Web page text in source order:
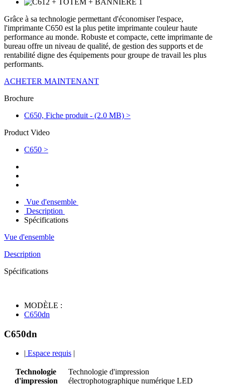
Grâce à sa technologie permettant d'économiser l'espace,
l'imprimante C650 est la plus petite imprimante couleur haute
performance au monde. Robuste et compacte, cette imprimante de
bureau offre un niveau de qualité, de gestion des supports et de
rentabilité digne des équipements pour groupe de travail les plus
performants.
ACHETER MAINTENANT
Brochure
C650, Fiche produit - (2.0 MB) >
Product Video
C650 >
Vue d'ensemble
Description
Spécifications
Vue d'ensemble
Description
Spécifications
MODÈLE :
C650dn
C650dn
| Espace requis |
Technologie
d'impression
Technologie d'impression
électrophotographique numérique LED